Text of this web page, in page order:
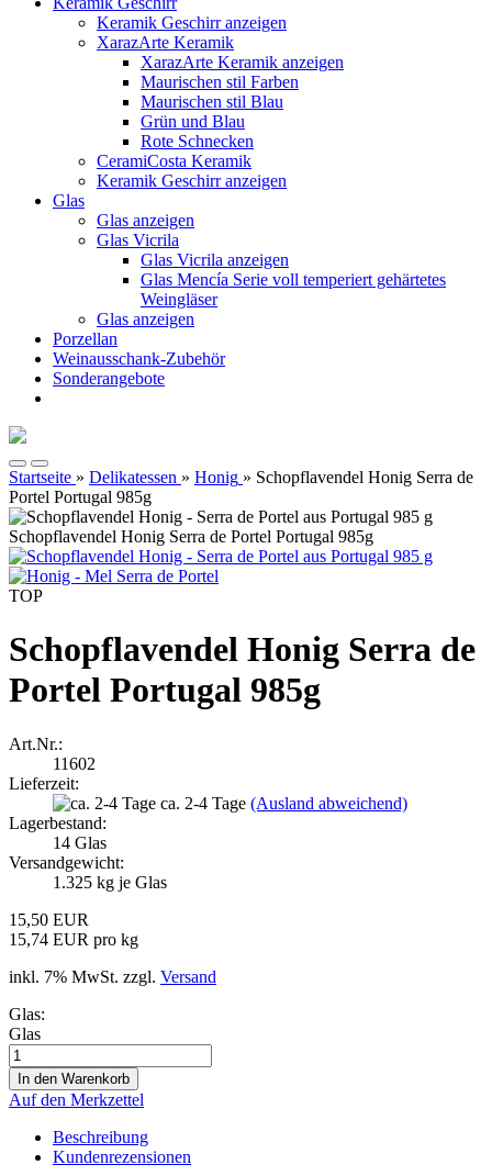
Keramik Geschirr anzeigen
XarazArte Keramik
XarazArte Keramik anzeigen
Maurischen stil Farben
Maurischen stil Blau
Grün und Blau
Rote Schnecken
CeramiCosta Keramik
Keramik Geschirr anzeigen
Glas
Glas anzeigen
Glas Vicrila
Glas Vicrila anzeigen
Glas Mencía Serie voll temperiert gehärtetes
Weingläser
Glas anzeigen
Porzellan
Weinausschank-Zubehör
Sonderangebote
Startseite » Delikatessen » Honig » Schopflavendel Honig Serra de
Portel Portugal 985g
Schopflavendel Honig Serra de Portel Portugal 985g
TOP
Schopflavendel Honig Serra de
Portel Portugal 985g
Art.Nr.:
11602
Lieferzeit:
ca. 2-4 Tage (Ausland abweichend)
Lagerbestand:
14 Glas
Versandgewicht:
1.325 kg je Glas
15,50 EUR
15,74 EUR pro kg
inkl. 7% MwSt. zzgl. Versand
Glas:
Glas
Auf den Merkzettel
Beschreibung
Kundenrezensionen